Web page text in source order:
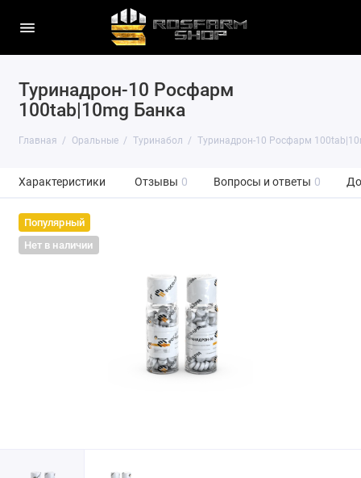
Туринадрон-10 Росфарм
100tab|10mg Банка
Главная Оральные Туринабол Туринадрон-10 Росфарм
Характеристики Отзывы 0 Вопросы и ответы 0
Популярный
Нет в наличии